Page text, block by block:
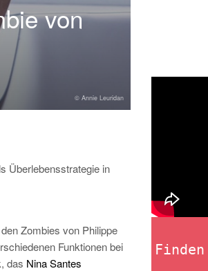
von
© Annie Leuridan
Überlebensstrategie in
Zombies von Philippe
Funktionen bei
das Nina Santes